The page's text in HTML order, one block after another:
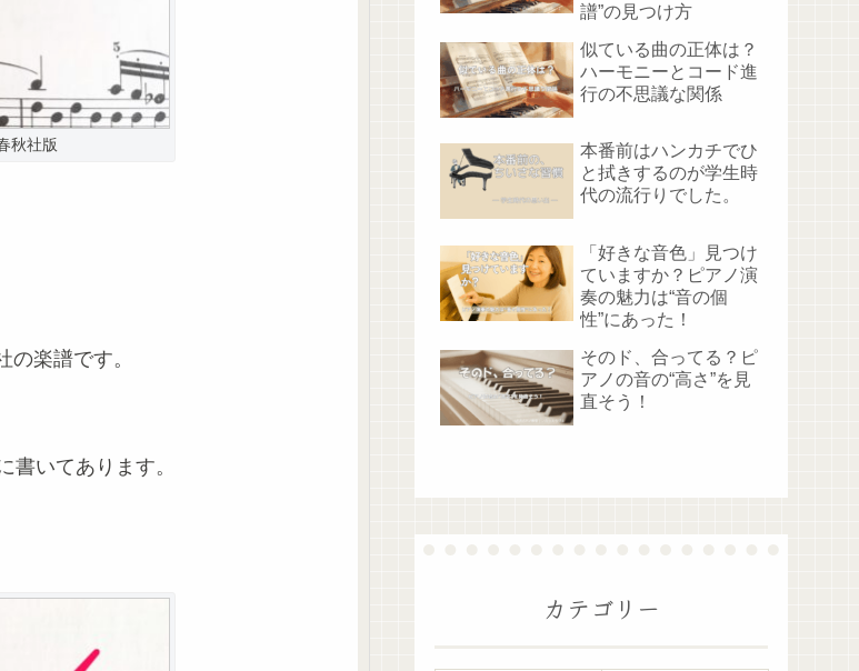
秋社版
楽譜です。
いてあります。
譜”の見つけ方
似ている曲の正体は？
ハーモニーとコード進
行の不思議な関係
本番前はハンカチでひ
と拭きするのが学生時
代の流行りでした。
「好きな音色」見つけ
ていますか？ピアノ演
奏の魅力は“音の個
性”にあった！
そのド、合ってる？ピ
アノの音の“高さ”を見
直そう！
カテゴリー